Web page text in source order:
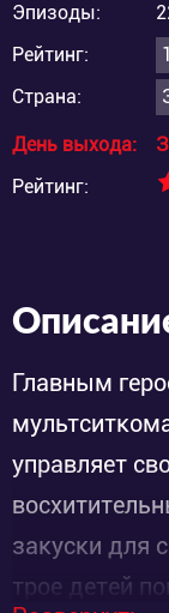
Эпизоды:
Рейтинг:
Страна:
День выхода:
Рейтинг:
Главным
управляет
закуски для
трое детей